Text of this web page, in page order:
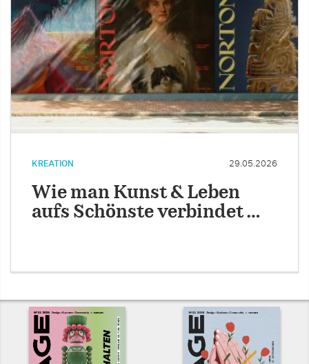
KREATION 29.05.2026
Wie man Kunst & Leben
aufs Schönste verbindet …